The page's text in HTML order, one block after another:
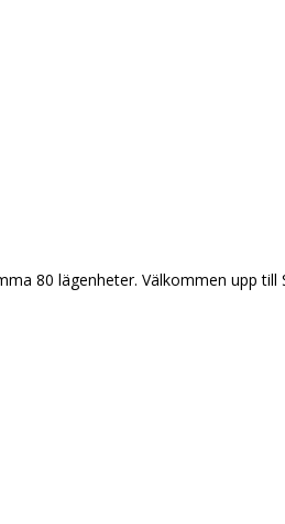
80 lägenheter. Välkommen upp